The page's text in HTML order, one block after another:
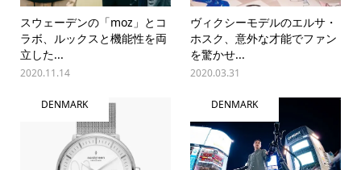
スウェーデンの「moz」とコ
ラボ、ルックスと機能性を両
立した...
2020.11.14
ヴィクシーモデルのエルサ・
ホスク、意外な才能でファン
を驚かせ...
2020.03.31
DENMARK DENMARK